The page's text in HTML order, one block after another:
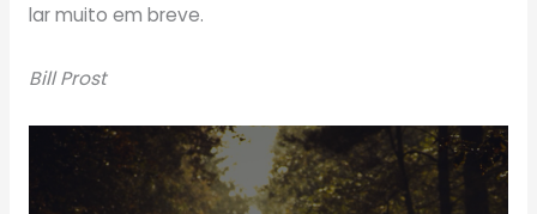
lar muito em breve.
Bill Prost